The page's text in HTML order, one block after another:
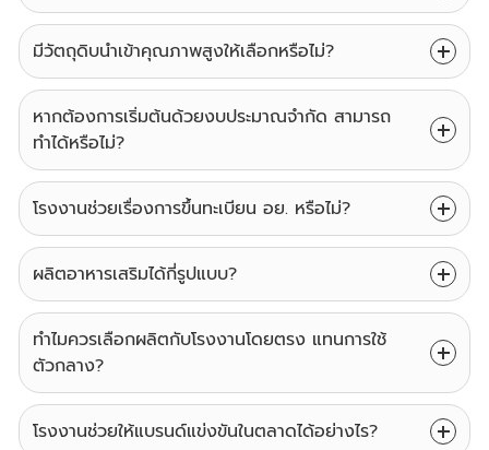
มีวัตถุดิบนำเข้าคุณภาพสูงให้เลือกหรือไม่?
หากต้องการเริ่มต้นด้วยงบประมาณจำกัด สามารถ
ทำได้หรือไม่?
โรงงานช่วยเรื่องการขึ้นทะเบียน อย. หรือไม่?
ผลิตอาหารเสริมได้กี่รูปแบบ?
ทำไมควรเลือกผลิตกับโรงงานโดยตรง แทนการใช้
ตัวกลาง?
โรงงานช่วยให้แบรนด์แข่งขันในตลาดได้อย่างไร?